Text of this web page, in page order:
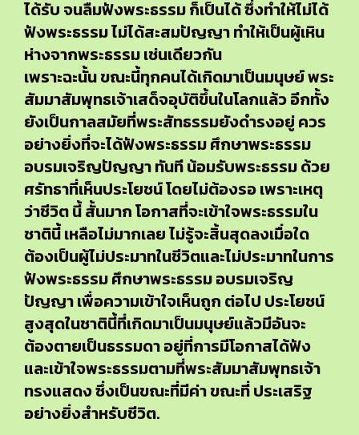
ได้รับ จนลืมฟังพระธรรม ก็เป็นได้ ซึ่งทำให้ไม่ได้
ฟังพระธรรม ไม่ได้สะสมปัญญา ทำให้เป็นผู้เหิน
ห่างจากพระธรรม เช่นเดียวกัน
เพราะฉะนั้น ขณะนี้ทุกคนได้เกิดมาเป็นมนุษย์ พระ
สัมมาสัมพุทธเจ้าเสด็จอุบัติขึ้นในโลกแล้ว อีกทั้ง
ยังเป็นกาลสมัยที่พระสัทธรรมยังดำรงอยู่ ควร
อย่างยิ่งที่จะได้ฟังพระธรรม ศึกษาพระธรรม
อบรมเจริญปัญญา ทันที น้อมรับพระธรรม ด้วย
ศรัทธาที่เห็นประโยชน์ โดยไม่ต้องรอ เพราะเหตุ
ว่าชีวิต นี้ สั้นมาก โอกาสที่จะเข้าใจพระธรรมใน
ชาตินี้ เหลือไม่มากเลย ไม่รู้จะสิ้นสุดลงเมื่อใด
ต้องเป็นผู้ไม่ประมาทในชีวิตและไม่ประมาทในการ
ฟังพระธรรม ศึกษาพระธรรม อบรมเจริญ
ปัญญา เพื่อความเข้าใจเห็นถูก ต่อไป ประโยชน์
สูงสุดในชาตินี้ที่เกิดมาเป็นมนุษย์แล้วมีอันจะ
ต้องตายเป็นธรรมดา อยู่ที่การมีโอกาสได้ฟัง
และเข้าใจพระธรรมตามที่พระสัมมาสัมพุทธเจ้า
ทรงแสดง ซึ่งเป็นขณะที่มีค่า ขณะที่ ประเสริฐ
อย่างยิ่งสำหรับชีวิต.